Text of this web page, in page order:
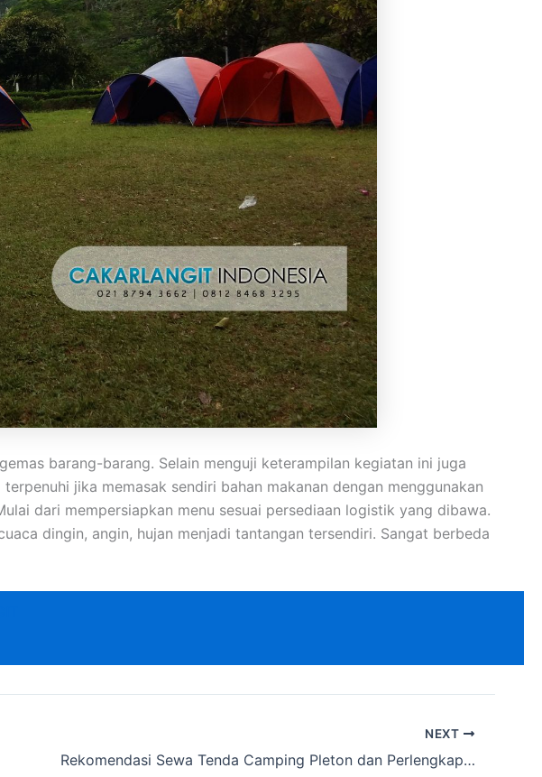
barang-barang. Selain menguji keterampilan kegiatan ini juga
jika memasak sendiri bahan makanan dengan menggunakan
dari mempersiapkan menu sesuai persediaan logistik yang dibawa.
dingin, angin, hujan menjadi tantangan tersendiri. Sangat berbeda
NEXT
Rekomendasi Sewa Tenda Camping Pleton dan Perlengkapan Kemping Cakarlangit Ready Banyak dekat Cikedokan,Bekasi